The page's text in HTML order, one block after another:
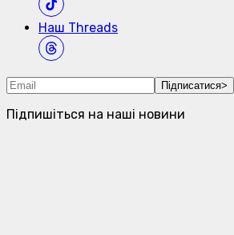
Наш Threads
Підписатися>
Підпишіться на наші новини